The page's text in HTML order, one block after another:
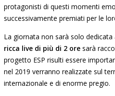
protagonisti di questi momenti
successivamente premiati per le
La giornata non sarà solo
ricca live di più di 2 ore sarà
progetto ESP risulti essere
nel 2019 verranno realizzate sul
internazionale e di enorme pregio.